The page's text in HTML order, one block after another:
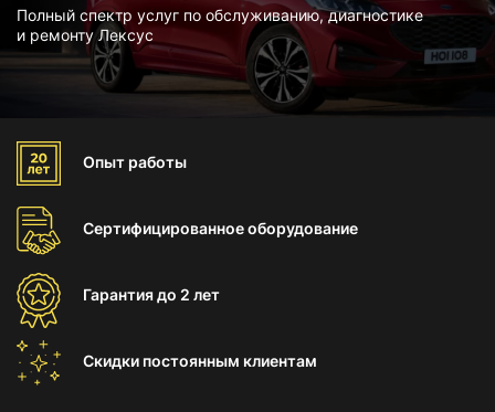
Полный спектр услуг по обслуживанию, диагностике
и ремонту Лексус
Опыт работы
Сертифицированноеоборудование
Гарантиядо 2 лет
Скидки постоянным клиентам